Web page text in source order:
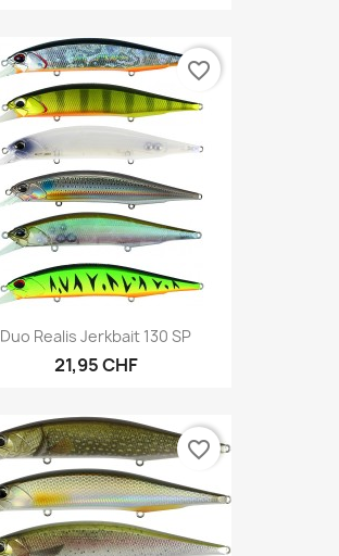
Duo Realis Jerkbait 130 SP
21,95 CHF
favorite_border
favorite_border